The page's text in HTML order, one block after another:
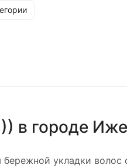
в городе
укладки волос